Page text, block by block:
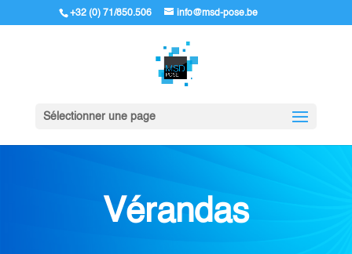
+32 (0) 71/850.506 info@msd-pose.be
Sélectionner une page
Vérandas